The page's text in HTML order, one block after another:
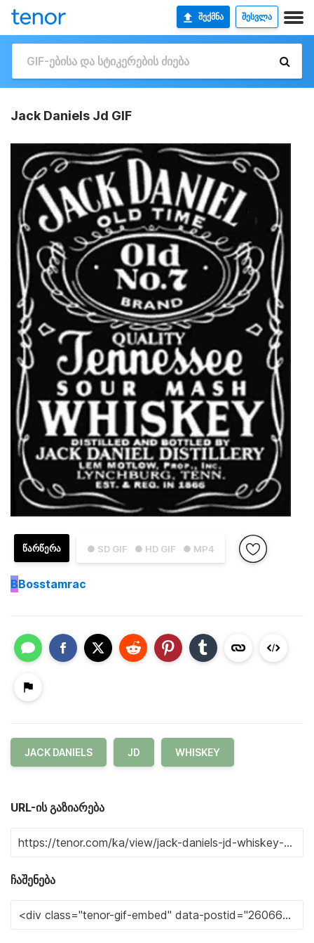
ᲨᲔᲥᲛᲜᲐ ᲨᲔᲡᲕᲚᲐ
Jack Daniels Jd GIF
● SD GIF ● HD GIF ● MP4
ᲬᲐᲠᲬᲔᲠᲐ
BBosstamrac
JACK DANIELS JD WHISKEY
URL-ის გაზიარება
ჩაშენება